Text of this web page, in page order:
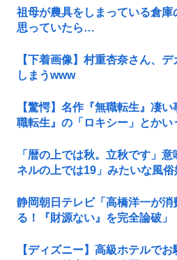
祖母が農具をしまっている倉庫
思っていたら…
【下着画像】村重杏奈さん、
しまうwww
【驚愕】名作『無職転生』凄
職転生』の「ロキシー」とか
「暦の上では秋。立秋です」
ネルの上では19」みたいな風俗
静岡朝日テレビ「高橋洋一が
る！『財源ない』を完全論破」
【ディズニー】高級ホテルで